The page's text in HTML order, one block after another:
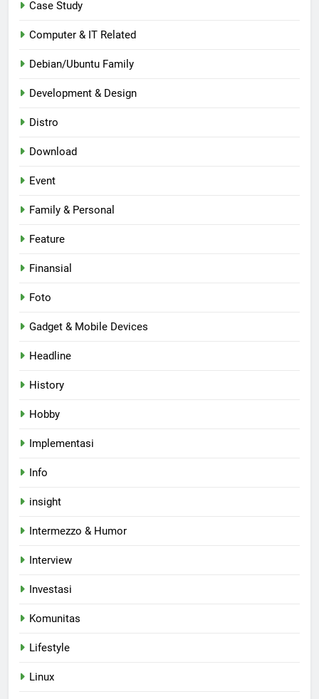
Case Study
Computer & IT Related
Debian/Ubuntu Family
Development & Design
Distro
Download
Event
Family & Personal
Feature
Finansial
Foto
Gadget & Mobile Devices
Headline
History
Hobby
Implementasi
Info
insight
Intermezzo & Humor
Interview
Investasi
Komunitas
Lifestyle
Linux